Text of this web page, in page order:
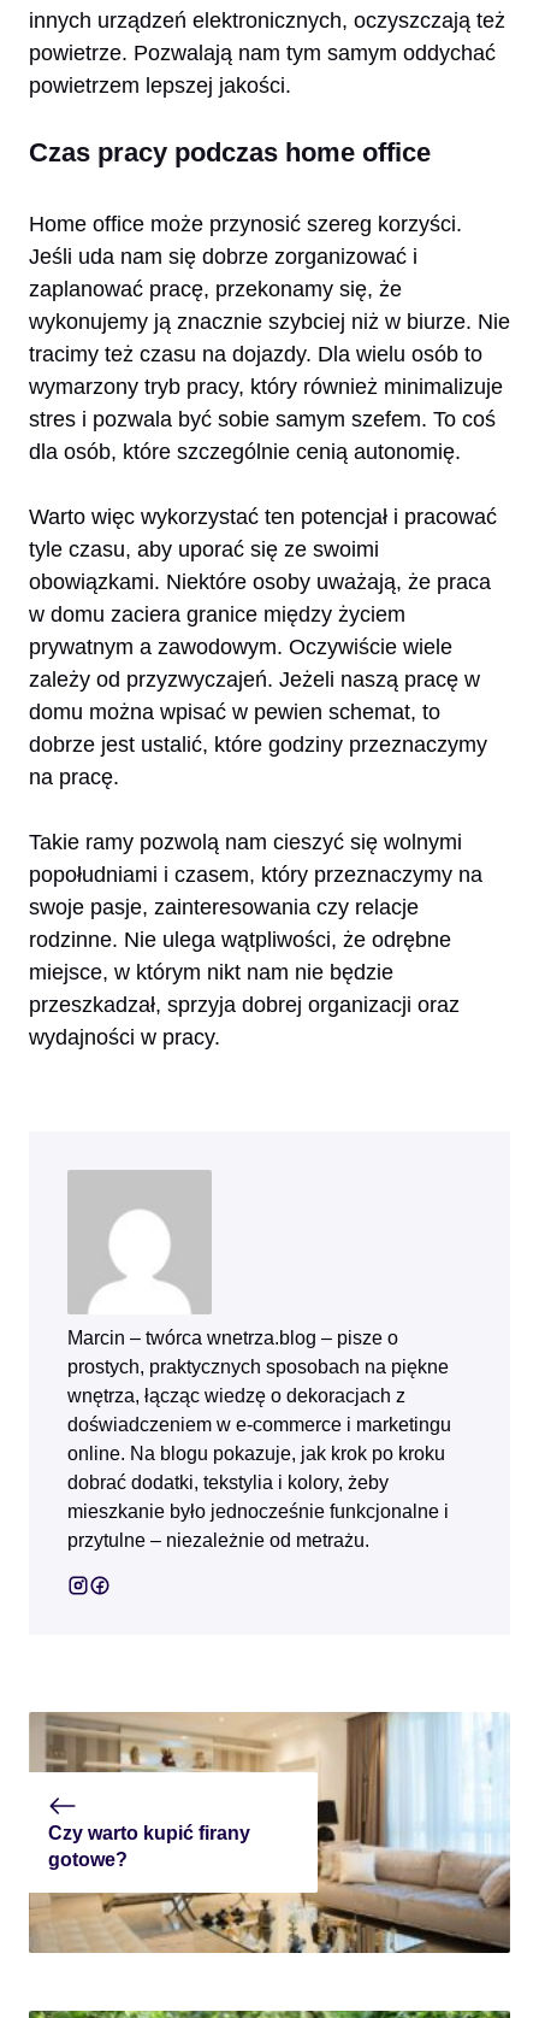
innych urządzeń elektronicznych, oczyszczają też
powietrze. Pozwalają nam tym samym oddychać
powietrzem lepszej jakości.
Czas pracy podczas home office
Home office może przynosić szereg korzyści.
Jeśli uda nam się dobrze zorganizować i
zaplanować pracę, przekonamy się, że
wykonujemy ją znacznie szybciej niż w biurze. Nie
tracimy też czasu na dojazdy. Dla wielu osób to
wymarzony tryb pracy, który również minimalizuje
stres i pozwala być sobie samym szefem. To coś
dla osób, które szczególnie cenią autonomię.
Warto więc wykorzystać ten potencjał i pracować
tyle czasu, aby uporać się ze swoimi
obowiązkami. Niektóre osoby uważają, że praca
w domu zaciera granice między życiem
prywatnym a zawodowym. Oczywiście wiele
zależy od przyzwyczajeń. Jeżeli naszą pracę w
domu można wpisać w pewien schemat, to
dobrze jest ustalić, które godziny przeznaczymy
na pracę.
Takie ramy pozwolą nam cieszyć się wolnymi
popołudniami i czasem, który przeznaczymy na
swoje pasje, zainteresowania czy relacje
rodzinne. Nie ulega wątpliwości, że odrębne
miejsce, w którym nikt nam nie będzie
przeszkadzał, sprzyja dobrej organizacji oraz
wydajności w pracy.
Marcin – twórca wnetrza.blog – pisze o
prostych, praktycznych sposobach na piękne
wnętrza, łącząc wiedzę o dekoracjach z
doświadczeniem w e‑commerce i marketingu
online. Na blogu pokazuje, jak krok po kroku
dobrać dodatki, tekstylia i kolory, żeby
mieszkanie było jednocześnie funkcjonalne i
przytulne – niezależnie od metrażu.
Czy warto kupić firany
gotowe?